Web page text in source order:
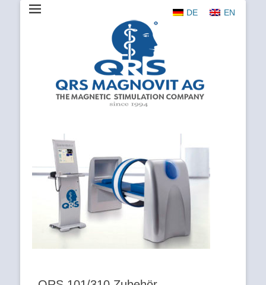
MAGNOVIT
The Magnetic Stimulation Company
DE EN